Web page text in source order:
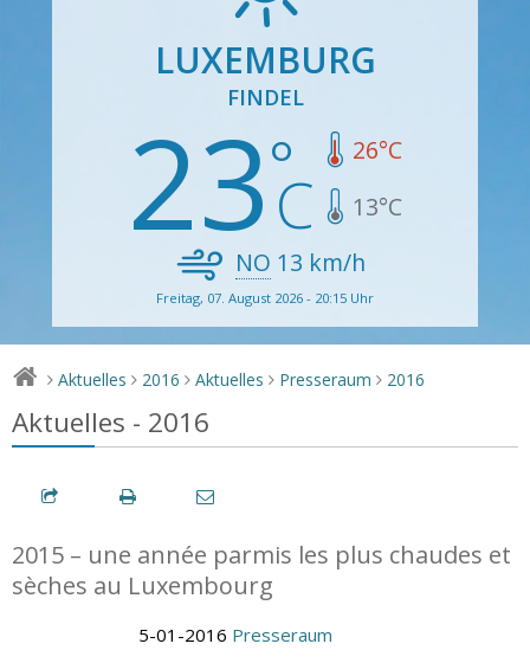
LUXEMBURG
FINDEL
23 26°C
13°C
NO 13 km/h
Freitag, 07. August 2026 - 20:15 Uhr
> Aktuelles > 2016 > Aktuelles > Presseraum > 2016
Aktuelles - 2016
2015 – une année parmis les plus chaudes et
sèches au Luxembourg
5-01-2016 Presseraum